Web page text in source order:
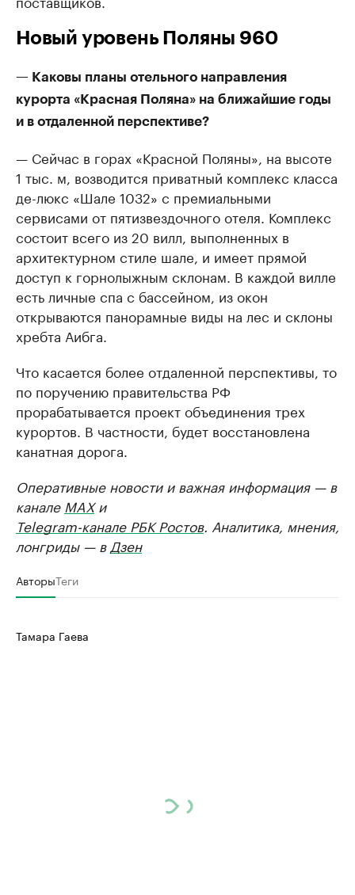
Новый уровень Поляны 960
— Каковы планы отельного направления
курорта «Красная Поляна» на ближайшие годы
и в отдаленной перспективе?
— Сейчас в горах «Красной Поляны», на высоте
1 тыс. м, возводится приватный комплекс класса
де-люкс «Шале 1032» с премиальными
сервисами от пятизвездочного отеля. Комплекс
состоит всего из 20 вилл, выполненных в
архитектурном стиле шале, и имеет прямой
доступ к горнолыжным склонам. В каждой вилле
есть личные спа с бассейном, из окон
открываются панорамные виды на лес и склоны
хребта Аибга.
Что касается более отдаленной перспективы, то
по поручению правительства РФ
прорабатывается проект объединения трех
курортов. В частности, будет восстановлена
канатная дорога.
Оперативные новости и важная информация — в
канале MAXи
Telegram-канале РБК Ростов. Аналитика, мнения,
лонгриды — в Дзен
АвторыТеги
Тамара Гаева